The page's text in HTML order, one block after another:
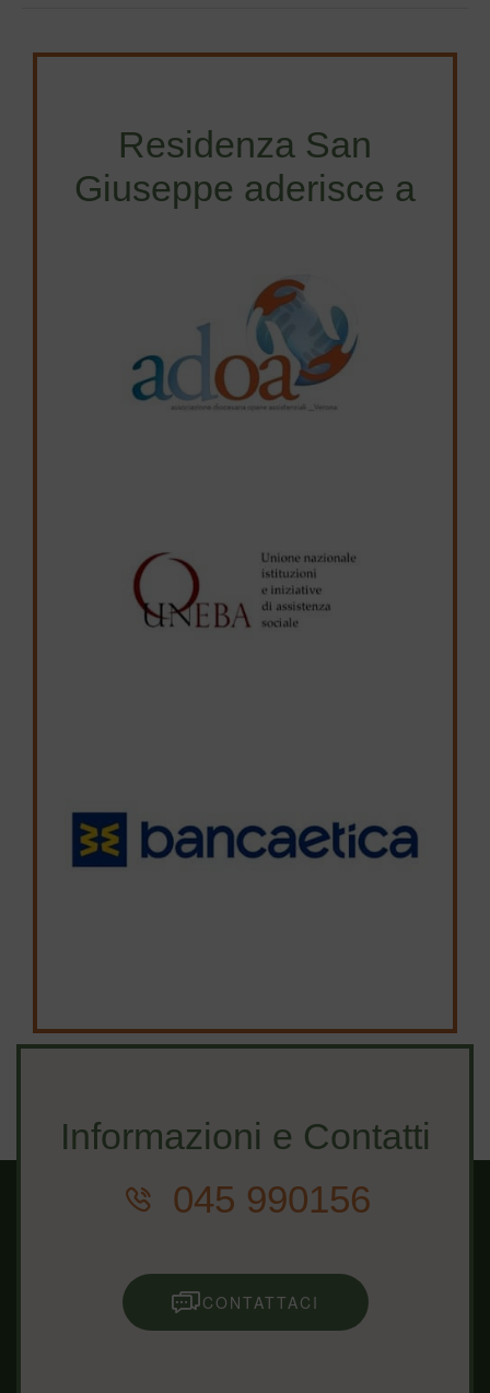
Residenza San
Giuseppe aderisce a
Informazioni e Contatti
045 990156
CONTATTACI